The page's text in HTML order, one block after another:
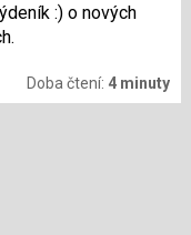
:) o nových
Doba čtení: 4 minuty